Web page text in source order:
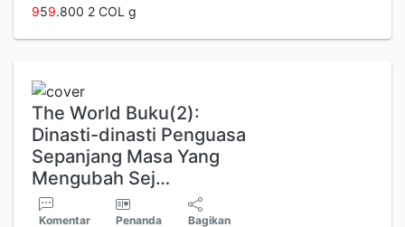
959.800 2 COL g
The World Buku(2):
Dinasti-dinasti Penguasa
Sepanjang Masa Yang
Mengubah Sej…
Komentar Penanda Bagikan